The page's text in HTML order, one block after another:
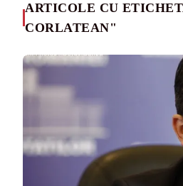
ARTICOLE CU
CORLATEAN"